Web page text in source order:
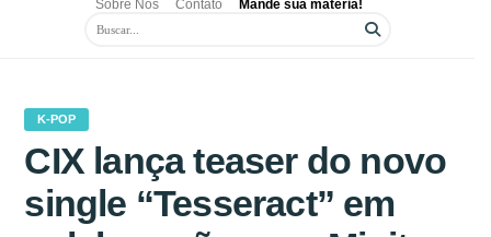
Sobre Nós
Contato Mande sua matéria!
K-POP
CIX lança teaser do novo
single “Tesseract” em